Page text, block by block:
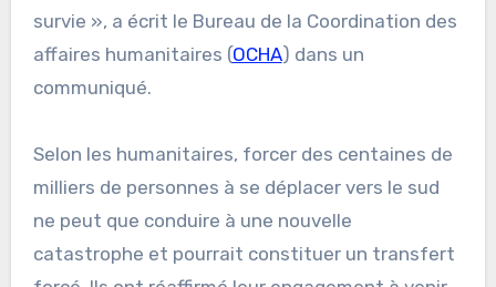
survie », a écrit le Bureau de la Coordination des
affaires humanitaires (OCHA) dans un
communiqué.
Selon les humanitaires, forcer des centaines de
milliers de personnes à se déplacer vers le sud
ne peut que conduire à une nouvelle
catastrophe et pourrait constituer un transfert